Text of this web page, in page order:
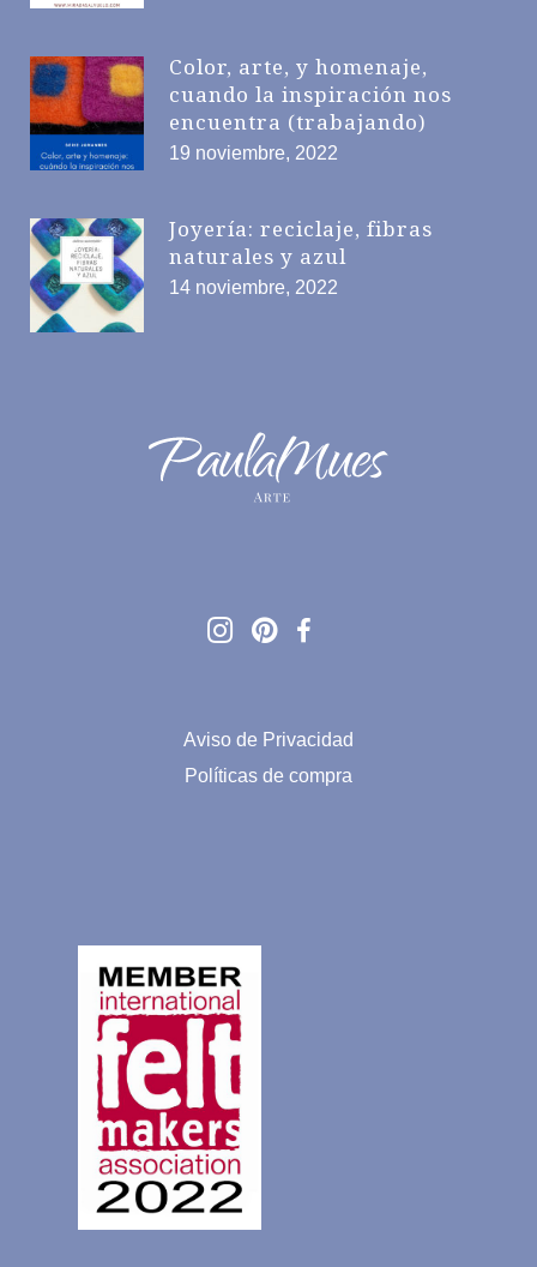
Color, arte, y homenaje,
cuando la inspiración nos
encuentra (trabajando)
19 noviembre, 2022
Joyería: reciclaje, fibras
naturales y azul
14 noviembre, 2022
Aviso de Privacidad
Políticas de compra